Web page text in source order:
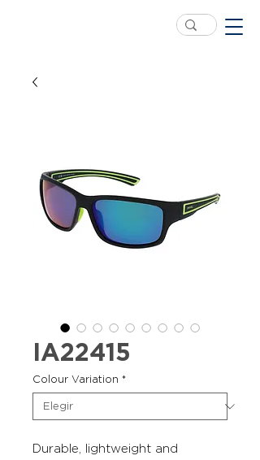
IA22415
Colour Variation *
Durable, lightweight and